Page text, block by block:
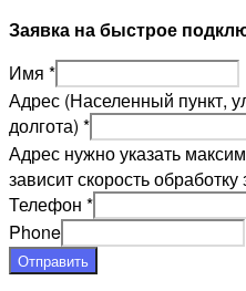
Заявка на быстрое
Имя *
Адрес (Населенный пункт,
долгота) *
Адрес нужно указать
зависит скорость обработку
Телефон *
Phone
Отправить